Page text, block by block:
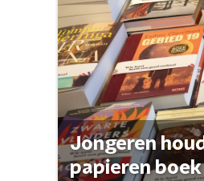
Jongeren
papieren boek